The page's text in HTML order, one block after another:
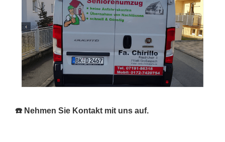
☎️ Nehmen Sie Kontakt mit uns auf.